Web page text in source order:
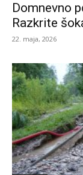
Domnevno
Razkrite
22. maja, 2026